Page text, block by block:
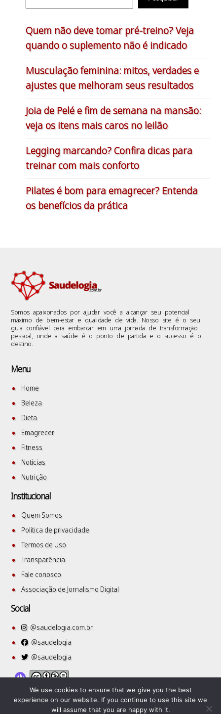
Quem não deve tomar pré-treino? Veja
quando o suplemento não é indicado
Musculação feminina: mitos, verdades e
ajustes que melhoram seus resultados
Joia de Pelé e fim de semana na mansão:
veja os itens mais caros no leilão
Legging marcando? Confira dicas para
treinar com mais conforto
Pilates é bom para emagrecer? Entenda
os benefícios da prática
Somos apaixonados por ajudar você a alcançar seu potencial
máximo de bem-estar e qualidade de vida. Nosso site é o seu
guia confiável para embarcar em uma jornada de transformação
pessoal, onde a saúde é o ponto de partida e o sucesso é o
destino.
Menu
Home
Beleza
Dieta
Emagrecer
Fitness
Notícias
Nutrição
Institucional
Quem Somos
Política de privacidade
Termos de Uso
Transparência
Fale conosco
Associação de Jornalismo Digital
Social
@saudelogia.com.br
@saudelogia
@saudelogia
We use cookies to ensure that we give you the best
experience on our website. If you continue to use this site we
will assume that you are happy with it.